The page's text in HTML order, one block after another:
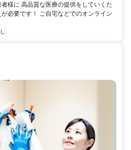
様に 高品質な医療の提供をしていくた
必要です！ ご自宅などでのオンライン